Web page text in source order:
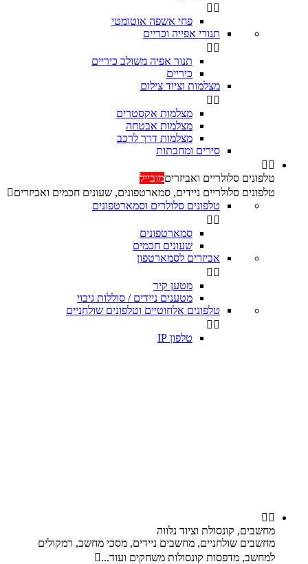
 
פחי אשפה אוטומטי
תנורי אפייה וכריים
 
‏תנור אפיה משולב כיריים
כיריים
מצלמות וציוד צילום
 
מצלמות אקסטרים
מצלמות אבטחה
מצלמות דרך לרכב
סירים ומחבתות
 
טלפונים סלולריים ואביזריםמובייל
טלפונים סלולריים ניידים, סמארטפונים, שעונים חכמים ואביזרים
טלפונים סלולרים וסמארטפונים
 
סמארטפונים
שעונים חכמים
אביזרים לסמארטפון
 
מטען קיר
מטענים ניידים / סוללות גיבוי
טלפונים אלחוטיים וטלפונים שולחניים
 
טלפון IP
 
מחשבים, קונסולת וציוד נלווה
מחשבים שולחניים, מחשבים ניידים, מסכי מחשב, רמקולים
למחשב, מדפסות קונסולות משחקים ועוד...